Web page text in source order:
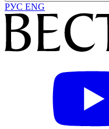
РУС ENG